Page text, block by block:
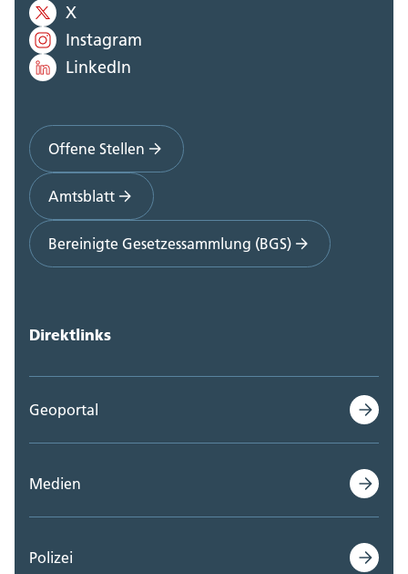
X
Instagram
LinkedIn
Offene Stellen
Amtsblatt
Bereinigte Gesetzessammlung (BGS)
Direktlinks
Geoportal
Medien
Polizei